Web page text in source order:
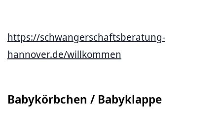
https://schwangerschaftsberatung-
hannover.de/willkommen
Babykörbchen / Babyklappe